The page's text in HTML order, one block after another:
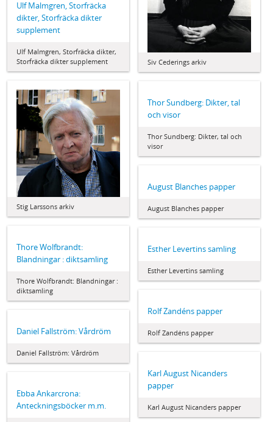
Siv Cederings arkiv
Ulf Malmgren, Storfräcka
dikter, Storfräcka dikter
supplement
Ulf Malmgren, Storfräcka dikter,
Storfräcka dikter supplement
Stig Larssons arkiv
Thor Sundberg: Dikter, tal
och visor
Thor Sundberg: Dikter, tal och
visor
August Blanches papper
August Blanches papper
Thore Wolfbrandt:
Blandningar : diktsamling
Thore Wolfbrandt: Blandningar :
diktsamling
Esther Levertins samling
Esther Levertins samling
Rolf Zandéns papper
Rolf Zandéns papper
Daniel Fallström: Vårdröm
Daniel Fallström: Vårdröm
Karl August Nicanders
papper
Karl August Nicanders papper
Ebba Ankarcrona:
Anteckningsböcker m.m.